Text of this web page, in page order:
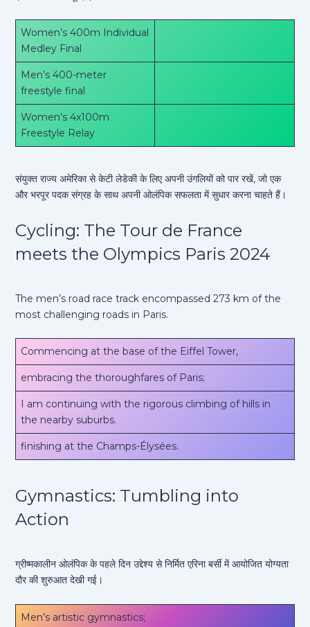
Women’s 400m Individual
Medley Final
Men’s 400-meter
freestyle final
Women’s 4x100m
Freestyle Relay
संयुक्त राज्य अमेरिका से केटी लेडेकी के लिए अपनी उंगलियों को पार रखें, जो एक
और भरपूर पदक संग्रह के साथ अपनी ओलंपिक सफलता में सुधार करना चाहते हैं।
Cycling: The Tour de France
meets the Olympics Paris 2024
The men’s road race track encompassed 273 km of the
most challenging roads in Paris.
Commencing at the base of the Eiffel Tower,
embracing the thoroughfares of Paris;
I am continuing with the rigorous climbing of hills in
the nearby suburbs.
finishing at the Champs-Élysées.
Gymnastics: Tumbling into
Action
ग्रीष्मकालीन ओलंपिक के पहले दिन उद्देश्य से निर्मित एरिना बर्सी में आयोजित योग्यता
दौर की शुरुआत देखी गई।
Men’s artistic gymnastics;